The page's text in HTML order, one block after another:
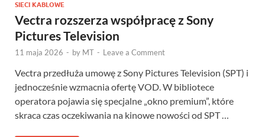
SIECI KABLOWE
Vectra rozszerza współpracę z Sony
Pictures Television
11 maja 2026 - by MT - Leave a Comment
Vectra przedłuża umowę z Sony Pictures Television (SPT) i
jednocześnie wzmacnia ofertę VOD. W bibliotece
operatora pojawia się specjalne „okno premium”, które
skraca czas oczekiwania na kinowe nowości od SPT …